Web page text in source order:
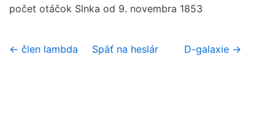
počet otáčok Slnka od 9. novembra 1853
← člen lambda Späť na heslár D-galaxie →